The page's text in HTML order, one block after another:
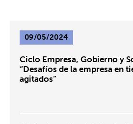
09/05/2024
Ciclo Empresa, Gobierno y
“Desafíos de la empresa en
agitados”